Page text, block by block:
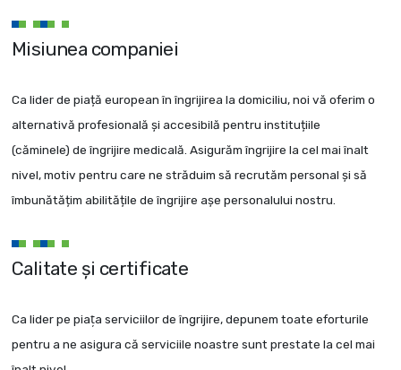
Misiunea companiei
Ca lider de piață european în îngrijirea la domiciliu, noi vă oferim o
alternativă profesională și accesibilă pentru instituțiile
(căminele) de îngrijire medicală. Asigurăm îngrijire la cel mai înalt
nivel, motiv pentru care ne străduim să recrutăm personal și să
îmbunătățim abilitățile de îngrijire așe personalului nostru.
Calitate şi certificate
Ca lider pe piaţa serviciilor de îngrijire, depunem toate eforturile
pentru a ne asigura că serviciile noastre sunt prestate la cel mai